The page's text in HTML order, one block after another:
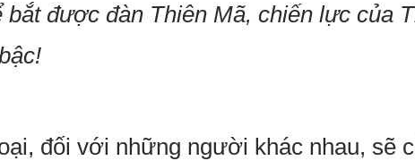
bắt được đàn Thiên Mã, chiến lực của
đối với những người khác nhau, sẽ